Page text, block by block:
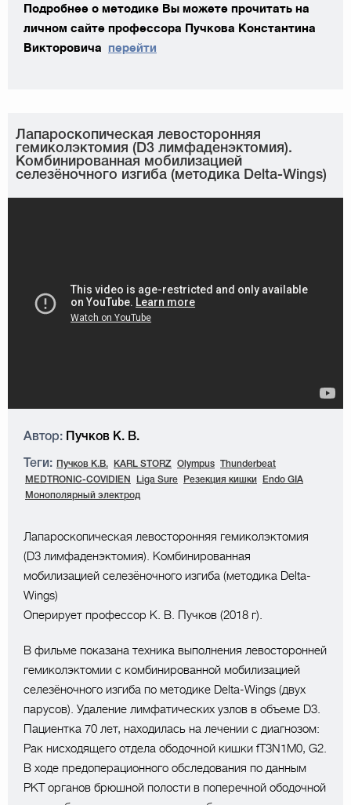
Подробнее о методике Вы можете прочитать на
личном сайте профессора Пучкова Константина
Викторовича перейти
Лапароскопическая левосторонняя
гемиколэктомия (D3 лимфаденэктомия).
Комбинированная мобилизацией
селезёночного изгиба (методика Delta-Wings)
Автор: Пучков К. В.
Теги: Пучков К.В. KARL STORZ Olympus
Thunderbeat
MEDTRONIC-COVIDIEN
Liga Sure Резекция кишки
Endo GIA
Монополярный электрод
Лапароскопическая левосторонняя гемиколэктомия
(D3 лимфаденэктомия). Комбинированная
мобилизацией селезёночного изгиба (методика Delta-
Wings)
Оперирует профессор К. В. Пучков (2018 г).
В фильме показана техника выполнения левосторонней
гемиколэктомии с комбинированной мобилизацией
селезёночного изгиба по методике Delta-Wings (двух
парусов). Удаление лимфатических узлов в объеме D3.
Пациентка 70 лет, находилась на лечении с диагнозом:
Рак нисходящего отдела ободочной кишки fT3N1M0, G2.
В ходе предоперационного обследования по данным
РКТ органов брюшной полости в поперечной ободочной